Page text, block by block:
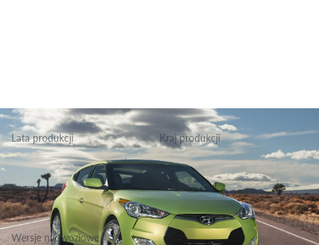
Lata produkcji
2011-2018
Kraj produkcji
Korea Południowa
Segment
Grupa Sportowo Rekreacyjne, Klasa Niższa Średnia
Wersje nadwoziowe